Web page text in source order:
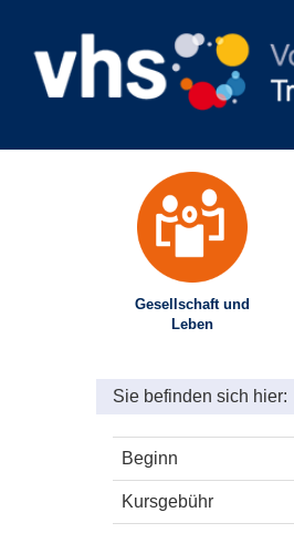
Gesellschaft und
Leben
Sie befinden sich hier:
Beginn
Kursgebühr